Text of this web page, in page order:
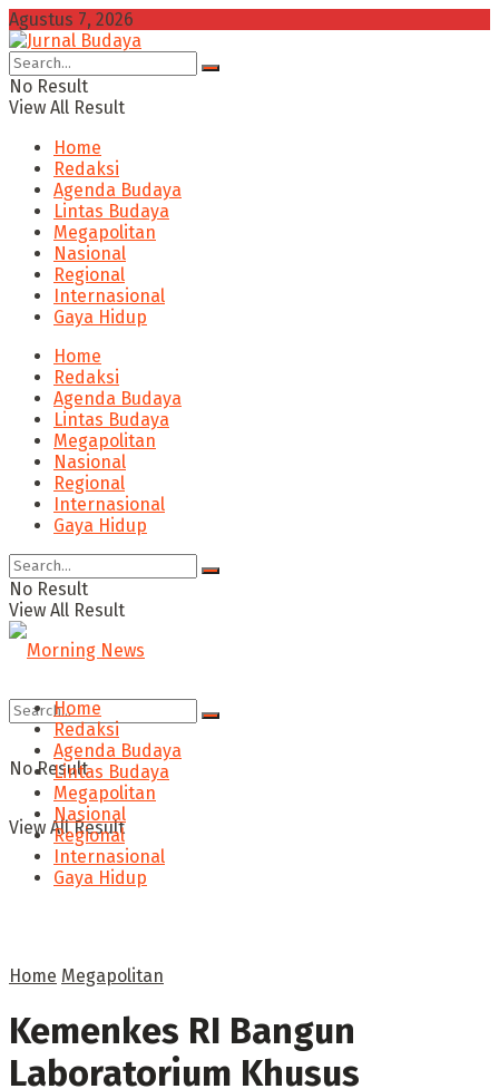
Agustus 7, 2026
No Result
View All Result
Home
Redaksi
Agenda Budaya
Lintas Budaya
Megapolitan
Nasional
Regional
Internasional
Gaya Hidup
Home
Redaksi
Agenda Budaya
Lintas Budaya
Megapolitan
Nasional
Regional
Internasional
Gaya Hidup
No Result
View All Result
No Result
View All Result
Home
Redaksi
Agenda Budaya
Lintas Budaya
Megapolitan
Nasional
Regional
Internasional
Gaya Hidup
Home Megapolitan
Kemenkes RI Bangun
Laboratorium Khusus